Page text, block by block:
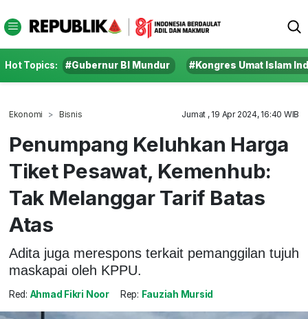
Hot Topics: #Gubernur BI Mundur #Kongres Umat Islam
Ekonomi Bisnis Jumat , 19 Apr 2024, 16:40 WIB
Penumpang Keluhkan Harga
Tiket Pesawat, Kemenhub:
Tak Melanggar Tarif Batas
Atas
Adita juga merespons terkait pemanggilan tujuh
maskapai oleh KPPU.
Red: Ahmad Fikri Noor Rep: Fauziah Mursid